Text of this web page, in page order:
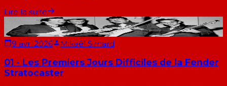
Lire la suite
9 avr. 2026 Mikaël Simard
01 - Les Premiers Jours Difficiles de la Fender
Stratocaster